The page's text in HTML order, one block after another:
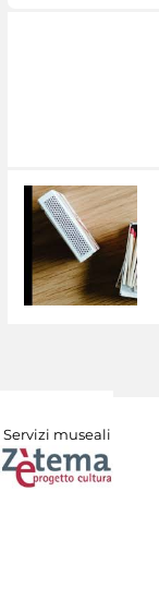
Servizi museali